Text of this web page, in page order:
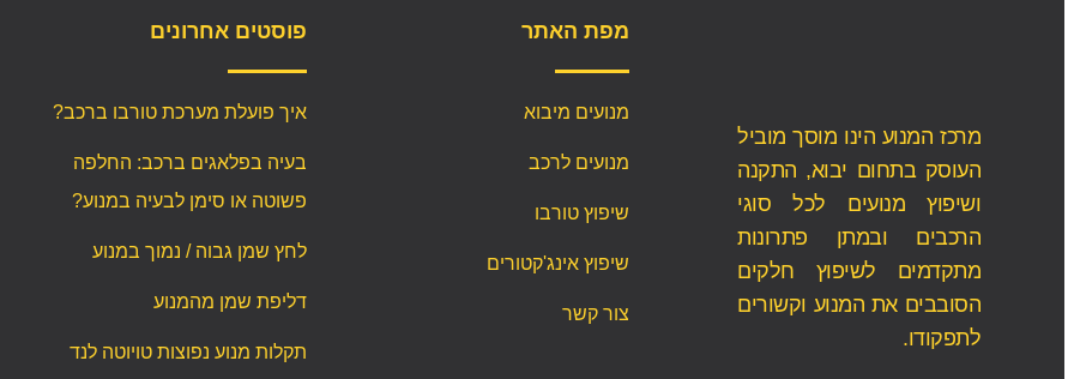
מרכז המנוע הינו מוסך מוביל
העוסק בתחום יבוא, התקנה
ושיפוץ מנועים לכל סוגי
הרכבים ובמתן פתרונות
מתקדמים לשיפוץ חלקים
הסובבים את המנוע וקשורים
לתפקודו.
מפת האתר
מנועים מיבוא
מנועים לרכב
שיפוץ טורבו
שיפוץ אינג'קטורים
צור קשר
פוסטים אחרונים
איך פועלת מערכת טורבו ברכב?
בעיה בפלאגים ברכב: החלפה
פשוטה או סימן לבעיה במנוע?
לחץ שמן גבוה / נמוך במנוע
דליפת שמן מהמנוע
תקלות מנוע נפוצות טויוטה לנד